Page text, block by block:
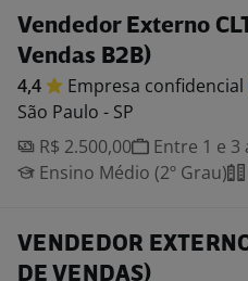
Vendedor Externo
Vendas B2B)
4,4 Empresa confidencial
São Paulo - SP
R$ 2.500,00
Entre 1 e 3
Ensino Médio (2º Grau)
VENDEDOR
DE VENDAS)